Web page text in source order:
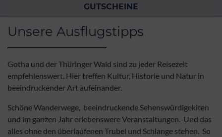
GUTSCHEINE
Unsere Ausflugstipps
Gotha und der Thüringer Wald sind zu jeder Reisezeit
empfehlenswert. Hier treffen Kultur, Historie und Natur in
beeindruckender Art aufeinander.
Schöne Wanderwege, beeindruckende Sehenswürdigekiten
und im ganzen Jahr erlebenswere Veranstaltungen. Und das
alles ohne den überlaufenen Trubel und Schlange stehen. So